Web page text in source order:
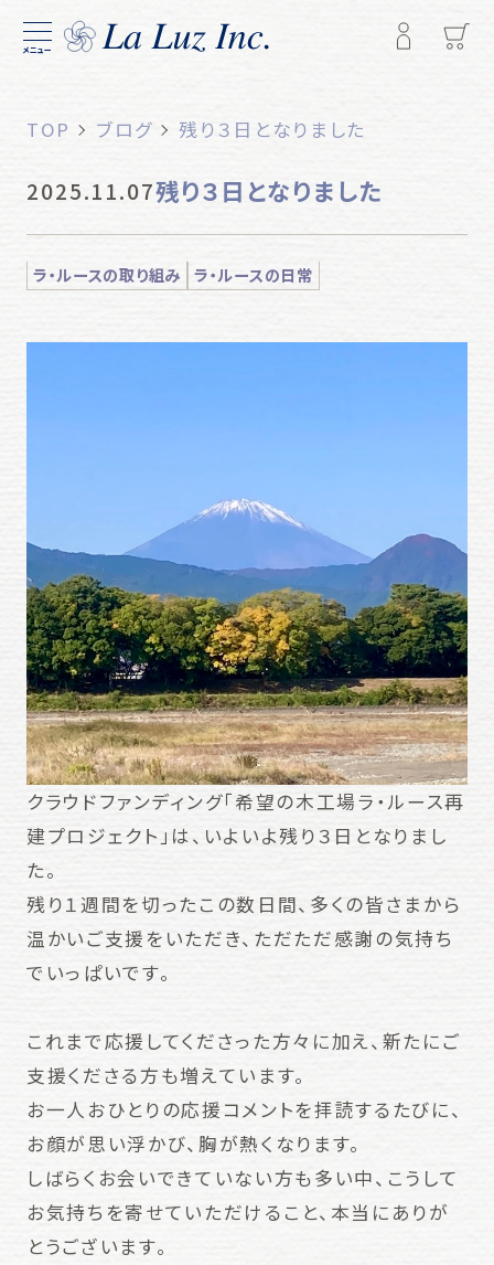
メニュー
TOP ブログ 残り３日となりました
2025.11.07残り３日となりました
ラ・ルースの取り組み ラ・ルースの日常
クラウドファンディング「希望の木工場ラ・ルース再
建プロジェクト」は、いよいよ残り３日となりまし
た。
残り１週間を切ったこの数日間、多くの皆さまから
温かいご支援をいただき、ただただ感謝の気持ち
でいっぱいです。
これまで応援してくださった方々に加え、新たにご
支援くださる方も増えています。
お一人おひとりの応援コメントを拝読するたびに、
お顔が思い浮かび、胸が熱くなります。
しばらくお会いできていない方も多い中、こうして
お気持ちを寄せていただけること、本当にありが
とうございます。